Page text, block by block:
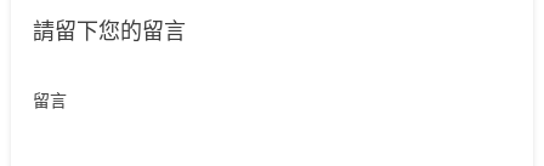
請留下您的留言
留言